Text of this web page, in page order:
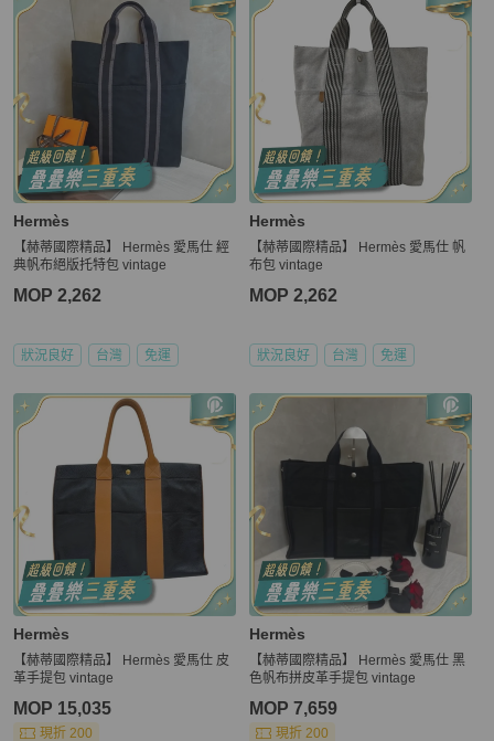
Hermès
【赫蒂國際精品】 Hermès 愛馬仕 經
典帆布絕版托特包 vintage
MOP 2,262
狀況良好 台灣 免運
Hermès
【赫蒂國際精品】 Hermès 愛馬仕 帆
布包 vintage
MOP 2,262
狀況良好 台灣 免運
Hermès
【赫蒂國際精品】 Hermès 愛馬仕 皮
革手提包 vintage
MOP 15,035
現折 200
Hermès
【赫蒂國際精品】 Hermès 愛馬仕 黑
色帆布拼皮革手提包 vintage
MOP 7,659
現折 200